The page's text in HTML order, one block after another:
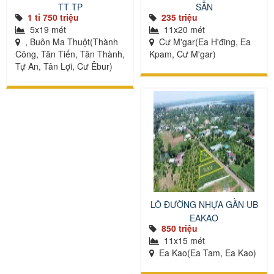
TT TP
1 tỉ 750 triệu
5x19 mét
, Buôn Ma Thuột(Thành
Công, Tân Tiến, Tân Thành,
Tự An, Tân Lợi, Cư Êbur)
SẴN
235 triệu
11x20 mét
Cư M'gar(Ea H'đing, Ea
Kpam, Cư M'gar)
LÔ ĐƯỜNG NHỰA GẦN UB
EAKAO
850 triệu
11x15 mét
Ea Kao(Ea Tam, Ea Kao)